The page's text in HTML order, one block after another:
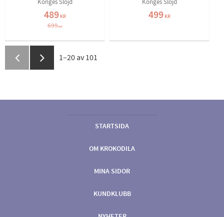
Konges Slöjd
489KR
699KR
Konges Slöjd
499KR
1–20 av 101
STARTSIDA
OM KROKODILA
MINA SIDOR
KUNDKLUBB